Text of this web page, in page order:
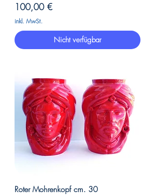
Preis
100,00 €
inkl. MwSt.
Nicht verfügbar
Roter Mohrenkopf cm. 30